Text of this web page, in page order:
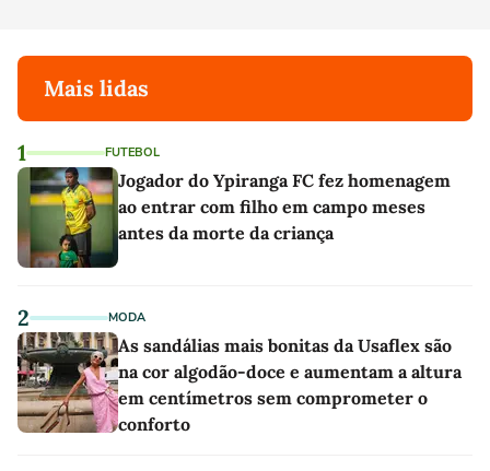
Mais lidas
1 FUTEBOL
Jogador do Ypiranga FC fez homenagem
ao entrar com filho em campo meses
antes da morte da criança
2 MODA
As sandálias mais bonitas da Usaflex são
na cor algodão-doce e aumentam a altura
em centímetros sem comprometer o
conforto